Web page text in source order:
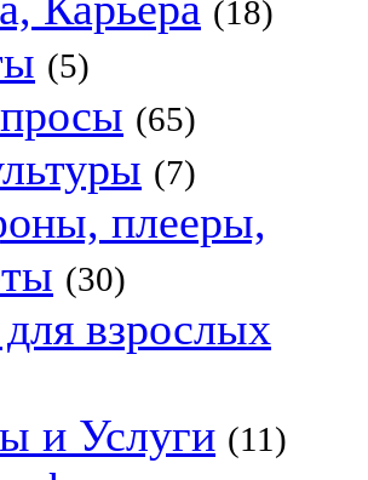
(18)
(5)
(65)
(7)
плееры,
(30)
взрослых
и Услуги (11)